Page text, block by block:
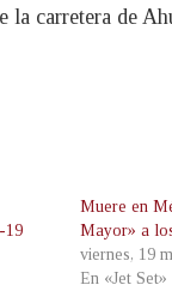
carretera de
19
Muere en
Mayor» a
viernes, 19
En «Jet Set»